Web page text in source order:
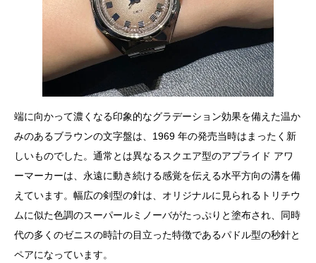
端に向かって濃くなる印象的なグラデーション効果を備えた温か
みのあるブラウンの文字盤は、1969 年の発売当時はまったく新
しいものでした。通常とは異なるスクエア型のアプライド アワ
ーマーカーは、永遠に動き続ける感覚を伝える水平方向の溝を備
えています。幅広の剣型の針は、オリジナルに見られるトリチウ
ムに似た色調のスーパールミノーバがたっぷりと塗布され、同時
代の多くのゼニスの時計の目立った特徴であるパドル型の秒針と
ペアになっています。